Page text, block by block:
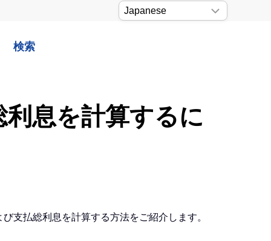
検索
息を計算するに
支払総利息を計算する方法をご紹介します。